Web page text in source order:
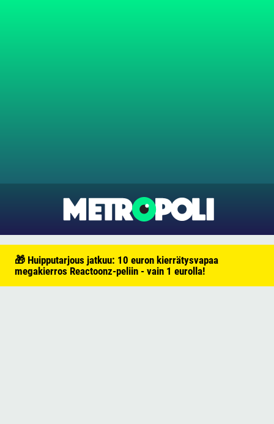
🎁 Huipputarjous jatkuu: 10 euron kierrätysvapaa
megakierros Reactoonz-peliin - vain 1 eurolla!